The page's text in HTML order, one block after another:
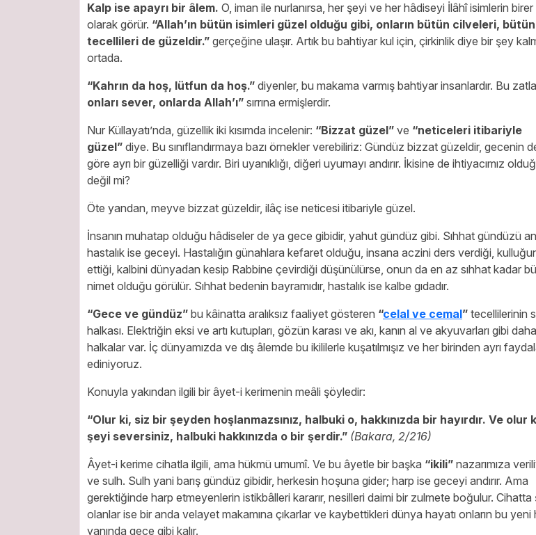
Kalp ise apayrı bir âlem. O, iman ile nurlanırsa, her şeyi ve her hâdiseyi İlâhî isimlerin
olarak görür. “Allah’ın bütün isimleri güzel olduğu gibi, onların bütün cilveleri, bütün
tecellileri de güzeldir.” gerçeğine ulaşır. Artık bu bahtiyar kul için, çirkinlik diye bir şey
ortada.
“Kahrın da hoş, lütfun da hoş.” diyenler, bu makama varmış bahtiyar insanlardır. Bu
onları sever, onlarda Allah’ı” sırrına ermişlerdir.
Nur Küllayatı’nda, güzellik iki kısımda incelenir: “Bizzat güzel” ve “neticeleri itibariyle
güzel” diye. Bu sınıflandırmaya bazı örnekler verebiliriz: Gündüz bizzat güzeldir, gecenin
göre ayrı bir güzelliği vardır. Biri uyanıklığı, diğeri uyumayı andırır. İkisine de ihtiyacımız
değil mi?
Öte yandan, meyve bizzat güzeldir, ilâç ise neticesi itibariyle güzel.
İnsanın muhatap olduğu hâdiseler de ya gece gibidir, yahut gündüz gibi. Sıhhat gündüzü
hastalık ise geceyi. Hastalığın günahlara kefaret olduğu, insana aczini ders verdiği,
ettiği, kalbini dünyadan kesip Rabbine çevirdiği düşünülürse, onun da en az sıhhat kadar
nimet olduğu görülür. Sıhhat bedenin bayramıdır, hastalık ise kalbe gıdadır.
“Gece ve gündüz” bu kâinatta aralıksız faaliyet gösteren “celal ve cemal” tecellilerinin
halkası. Elektriğin eksi ve artı kutupları, gözün karası ve akı, kanın al ve akyuvarları gibi
halkalar var. İç dünyamızda ve dış âlemde bu ikililerle kuşatılmışız ve her birinden ayrı
ediniyoruz.
Konuyla yakından ilgili bir âyet-i kerimenin meâli şöyledir:
“Olur ki, siz bir şeyden hoşlanmazsınız, halbuki o, hakkınızda bir hayırdır. Ve olur
şeyi seversiniz, halbuki hakkınızda o bir şerdir.” (Bakara, 2/216)
Âyet-i kerime cihatla ilgili, ama hükmü umumî. Ve bu âyetle bir başka “ikili” nazarımıza
ve sulh. Sulh yani barış gündüz gibidir, herkesin hoşuna gider; harp ise geceyi andırır. Ama
gerektiğinde harp etmeyenlerin istikbâlleri kararır, nesilleri daimi bir zulmete boğulur. Cihatta
olanlar ise bir anda velayet makamına çıkarlar ve kaybettikleri dünya hayatı onların bu yeni
yanında gece gibi kalır.